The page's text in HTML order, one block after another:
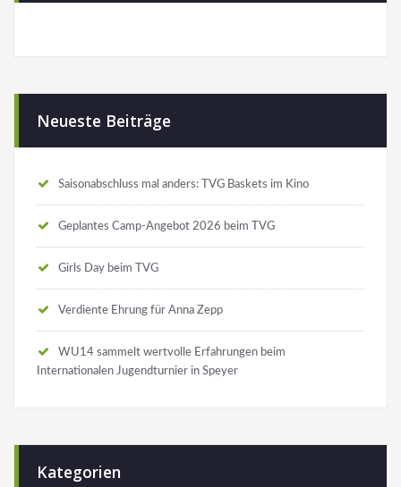
Neueste Beiträge
Saisonabschluss mal anders: TVG Baskets im Kino
Geplantes Camp-Angebot 2026 beim TVG
Girls Day beim TVG
Verdiente Ehrung für Anna Zepp
WU14 sammelt wertvolle Erfahrungen beim
Internationalen Jugendturnier in Speyer
Kategorien